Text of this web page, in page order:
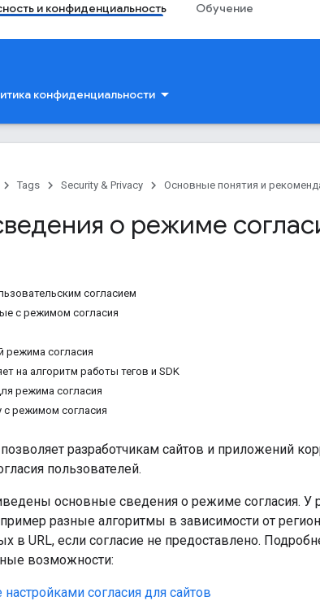
и конфиденциальность Обучение
конфиденциальности
Tags Security & Privacy Основные понятия и
о режиме
согласием
с режимом согласия
режима согласия
на алгоритм работы тегов и SDK
режима согласия
с режимом согласия
разработчикам сайтов и приложений
пользователей.
основные сведения о режиме согласия.
разные алгоритмы в зависимости от
в URL, если согласие не предоставлено.
возможности:
настройками согласия для сайтов